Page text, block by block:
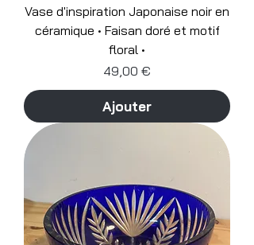
Vase d'inspiration Japonaise noir en
céramique • Faisan doré et motif
floral •
Prix
49,00 €
Ajouter